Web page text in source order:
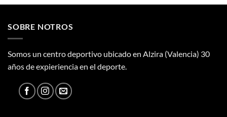
era:
es:
SOBRE NOTROS
Somos un centro deportivo ubicado en Alzira (Valencia) 30
años de expieriencia en el deporte.